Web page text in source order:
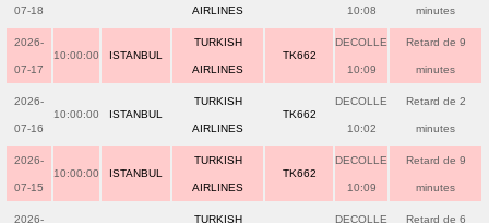
07-18 AIRLINES 10:08 minutes
2026-
07-17
10:00:00 ISTANBUL
TURKISH
AIRLINES
TK662
DECOLLE
10:09
Retard de 9
minutes
2026-
07-16
10:00:00 ISTANBUL
TURKISH
AIRLINES
TK662
DECOLLE
10:02
Retard de 2
minutes
2026-
07-15
10:00:00 ISTANBUL
TURKISH
AIRLINES
TK662
DECOLLE
10:09
Retard de 9
minutes
2026- TURKISH DECOLLE Retard de 6